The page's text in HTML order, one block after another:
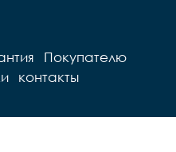
Покупателю
контакты